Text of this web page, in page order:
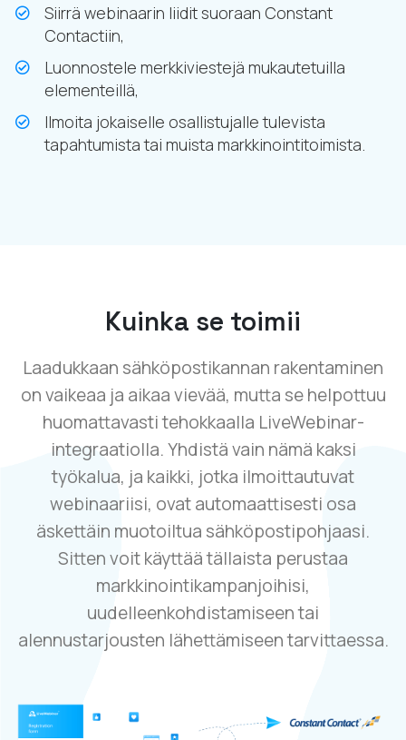
Siirrä webinaarin liidit suoraan Constant
Contactiin,
Luonnostele merkkiviestejä mukautetuilla
elementeillä,
Ilmoita jokaiselle osallistujalle tulevista
tapahtumista tai muista markkinointitoimista.
Kuinka se toimii
Laadukkaan sähköpostikannan rakentaminen
on vaikeaa ja aikaa vievää, mutta se helpottuu
huomattavasti tehokkaalla LiveWebinar-
integraatiolla. Yhdistä vain nämä kaksi
työkalua, ja kaikki, jotka ilmoittautuvat
webinaariisi, ovat automaattisesti osa
äskettäin muotoiltua sähköpostipohjaasi.
Sitten voit käyttää tällaista perustaa
markkinointikampanjoihisi,
uudelleenkohdistamiseen tai
alennustarjousten lähettämiseen tarvittaessa.